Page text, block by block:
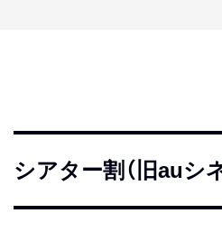
シアター割（旧auシ